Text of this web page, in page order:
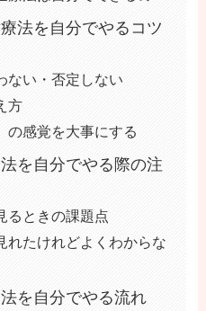
法を自分でやるコツ
ない・否定しない
方
の感覚を大事にする
を自分でやる際の注
るときの課題点
れたけれどよくわからな
を自分でやる流れ